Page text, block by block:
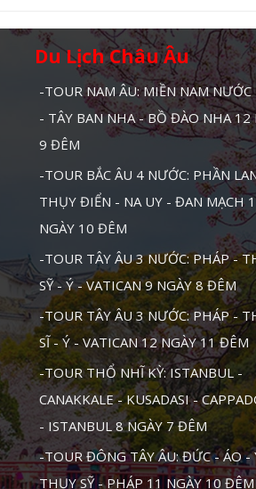
Du Lịch Châu Âu
-TOUR NAM ÂU: MIỀN NAM NƯỚC
- TÂY BAN NHA - BỒ ĐÀO NHA 12
9 ĐÊM
-TOUR BẮC ÂU 4 NƯỚC: PHẦN
THỤY ĐIỂN - NA UY - ĐAN MẠCH
NGÀY 10 ĐÊM
-TOUR TÂY ÂU 3 NƯỚC: PHÁP -
SỸ - Ý - VATICAN 9 NGÀY 8 ĐÊM
-TOUR TÂY ÂU 3 NƯỚC: PHÁP -
SĨ - Ý - VATICAN 12 NGÀY 11 ĐÊM
-TOUR THỔ NHĨ KỲ: ISTANBUL -
CANAKKALE - KUSADASI -
- ISTANBUL 8 NGÀY 7 ĐÊM
-TOUR ĐÔNG TÂY ÂU: ĐỨC - ÁO -
THỤY SỸ - PHÁP 11 NGÀY 10 ĐÊM